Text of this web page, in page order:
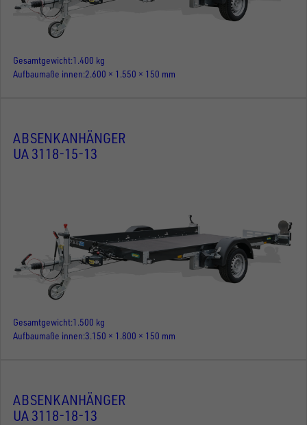
Gesamtgewicht 1.400 kg
Aufbaumaße innen 2.600 × 1.550 × 150 mm
ABSENKANHÄNGER
UA 3118-15-13
Gesamtgewicht 1.500 kg
Aufbaumaße innen 3.150 × 1.800 × 150 mm
ABSENKANHÄNGER
UA 3118-18-13